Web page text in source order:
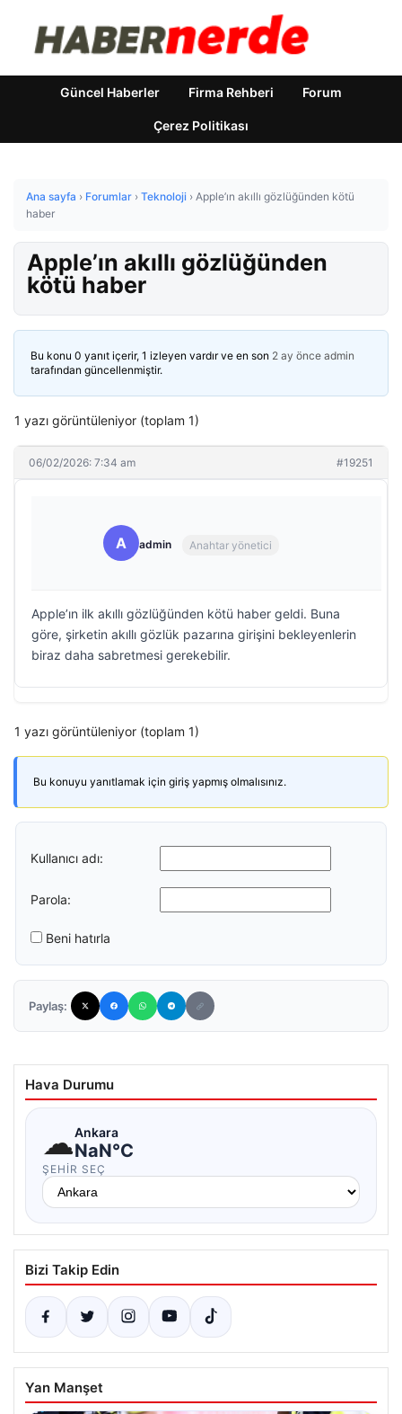
Güncel Haberler Firma Rehberi Forum
Çerez Politikası
Ana sayfa › Forumlar › Teknoloji › Apple’ın akıllı gözlüğünden kötü
haber
Apple’ın akıllı gözlüğünden
kötü haber
Bu konu 0 yanıt içerir, 1 izleyen vardır ve en son 2 ay önce admin
tarafından güncellenmiştir.
1 yazı görüntüleniyor (toplam 1)
06/02/2026: 7:34 am #19251
A admin Anahtar yönetici
Apple’ın ilk akıllı gözlüğünden kötü haber geldi. Buna
göre, şirketin akıllı gözlük pazarına girişini bekleyenlerin
biraz daha sabretmesi gerekebilir.
1 yazı görüntüleniyor (toplam 1)
Bu konuyu yanıtlamak için giriş yapmış olmalısınız.
Kullanıcı adı:
Parola:
Beni hatırla
Paylaş:
Hava Durumu
☁Ankara
NaN°C
ŞEHIR SEÇ
Bizi Takip Edin
Yan Manşet